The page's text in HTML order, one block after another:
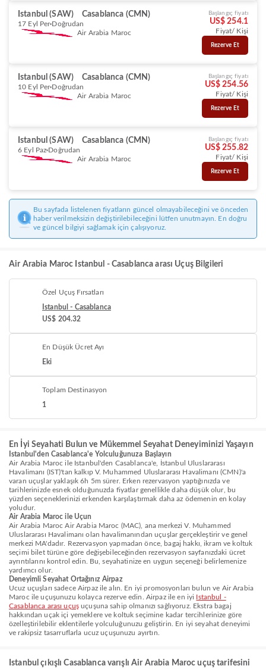
Istanbul (SAW) Casablanca (CMN)
17 Eyl Per Doğrudan
Air Arabia Maroc
Başlangıç fiyatı
US$ 254.1
Fiyat/ Kişi
Rezerve Et
Istanbul (SAW) Casablanca (CMN)
10 Eyl Per Doğrudan
Air Arabia Maroc
Başlangıç fiyatı
US$ 254.56
Fiyat/ Kişi
Rezerve Et
Istanbul (SAW) Casablanca (CMN)
6 Eyl Paz Doğrudan
Air Arabia Maroc
Başlangıç fiyatı
US$ 255.82
Fiyat/ Kişi
Rezerve Et
Bu sayfada listelenen fiyatların güncel olmayabileceğini ve önceden
haber verilmeksizin değiştirilebileceğini lütfen unutmayın. En doğru
ve güncel bilgiyi sağlamak için çalışıyoruz.
Air Arabia Maroc Istanbul - Casablanca arası Uçuş Bilgileri
Özel Uçuş Fırsatları
Istanbul - Casablanca
US$ 204.32
En Düşük Ücret Ayı
Eki
Toplam Destinasyon
1
En İyi Seyahati Bulun ve Mükemmel Seyahat Deneyiminizi Yaşayın
Istanbul'den Casablanca'e Yolculuğunuza Başlayın
Air Arabia Maroc ile Istanbul'den Casablanca'e, İstanbul Uluslararası
Havalimanı (IST)'tan kalkıp V. Muhammed Uluslararası Havalimanı (CMN)'a
varan uçuşlar yaklaşık 6h 5m sürer. Erken rezervasyon yaptığınızda ve
tarihlerinizde esnek olduğunuzda fiyatlar genellikle daha düşük olur, bu
yüzden seçeneklerinizi erkenden karşılaştırmak daha az ödemenin en kolay
yoludur.
Air Arabia Maroc ile Uçun
Air Arabia Maroc Air Arabia Maroc (MAC), ana merkezi V. Muhammed
Uluslararası Havalimanı olan havalimanından uçuşlar gerçekleştirir ve genel
merkezi MA'dadır. Rezervasyon yapmadan önce, bagaj hakkı, ikram ve koltuk
seçimi bilet türüne göre değişebileceğinden rezervasyon sayfanızdaki ücret
ayrıntılarını kontrol edin. Bu, seyahatinize en uygun seçeneği belirlemenize
yardımcı olur.
Deneyimli Seyahat Ortağınız Airpaz
Ucuz uçuşları sadece Airpaz ile alın. En iyi promosyonları bulun ve Air Arabia
Maroc ile uçuşunuzu kolayca rezerve edin. Airpaz ile en iyi Istanbul -
Casablanca arası uçuşuçuşuna sahip olmanızı sağlıyoruz. Ekstra bagaj
hakkından uçak içi yemeklere ve koltuk seçimine kadar tercihlerinize göre
özelleştirilebilir eklentilerle yolculuğunuzu geliştirin. En iyi seyahat deneyimi
ve rakipsiz tasarruflarla ucuz uçuşunuzu ayırtın.
Istanbul çıkışlı Casablanca varışlı Air Arabia Maroc uçuş tarifesini